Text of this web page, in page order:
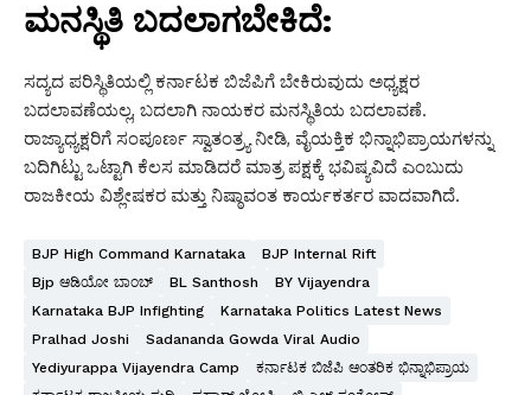
ಮನಸ್ಥಿತಿ ಬದಲಾಗಬೇಕಿದೆ:
ಸದ್ಯದ ಪರಿಸ್ಥಿತಿಯಲ್ಲಿ ಕರ್ನಾಟಕ ಬಿಜೆಪಿಗೆ ಬೇಕಿರುವುದು ಅಧ್ಯಕ್ಷರ
ಬದಲಾವಣೆಯಲ್ಲ, ಬದಲಾಗಿ ನಾಯಕರ ಮನಸ್ಥಿತಿಯ ಬದಲಾವಣೆ.
ರಾಜ್ಯಾಧ್ಯಕ್ಷರಿಗೆ ಸಂಪೂರ್ಣ ಸ್ವಾತಂತ್ರ್ಯ ನೀಡಿ, ವೈಯಕ್ತಿಕ ಭಿನ್ನಾಭಿಪ್ರಾಯಗಳನ್ನು
ಬದಿಗಿಟ್ಟು ಒಟ್ಟಾಗಿ ಕೆಲಸ ಮಾಡಿದರೆ ಮಾತ್ರ ಪಕ್ಷಕ್ಕೆ ಭವಿಷ್ಯವಿದೆ ಎಂಬುದು
ರಾಜಕೀಯ ವಿಶ್ಲೇಷಕರ ಮತ್ತು ನಿಷ್ಠಾವಂತ ಕಾರ್ಯಕರ್ತರ ವಾದವಾಗಿದೆ.
BJP High Command Karnataka
BJP Internal Rift
Bjp ಆಡಿಯೋ ಬಾಂಬ್
BL Santhosh
BY Vijayendra
Karnataka BJP Infighting
Karnataka Politics Latest News
Pralhad Joshi
Sadananda Gowda Viral Audio
Yediyurappa Vijayendra Camp
ಕರ್ನಾಟಕ ಬಿಜೆಪಿ ಆಂತರಿಕ ಭಿನ್ನಾಭಿಪ್ರಾಯ